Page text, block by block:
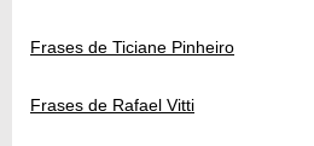
Frases de Ticiane Pinheiro
Frases de Rafael Vitti